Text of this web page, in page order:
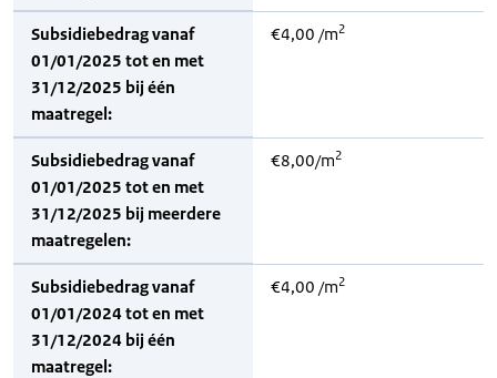
Subsidiebedrag vanaf
01/01/2025 tot en met
31/12/2025 bij één
maatregel:
€4,00 /m2
Subsidiebedrag vanaf
01/01/2025 tot en met
31/12/2025 bij meerdere
maatregelen:
€8,00/m2
Subsidiebedrag vanaf
01/01/2024 tot en met
31/12/2024 bij één
maatregel:
€4,00 /m2